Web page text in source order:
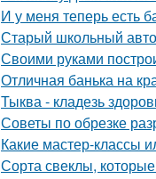
И у меня теперь есть
Старый школьный
Своими руками
Отличная банька на
Тыква - кладезь
Советы по обрезке
Какие мастер-классы
Сорта свеклы,